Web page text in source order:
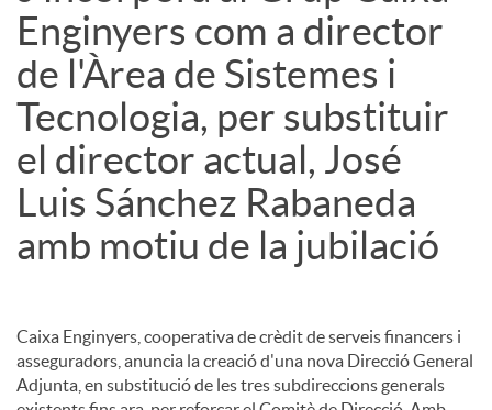
t
s
Enginyers com a director
de l'Àrea de Sistemes i
Tecnologia, per substituir
el director actual, José
Luis Sánchez Rabaneda
amb motiu de la jubilació
Caixa Enginyers, cooperativa de crèdit de serveis financers i
asseguradors, anuncia la creació d'una nova Direcció General
Adjunta, en substitució de les tres subdireccions generals